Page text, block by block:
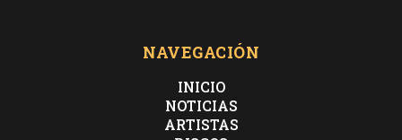
tú la manzana yo el mordisco, mi Calipso.
NAVEGACIÓN
INICIO
NOTICIAS
ARTISTAS